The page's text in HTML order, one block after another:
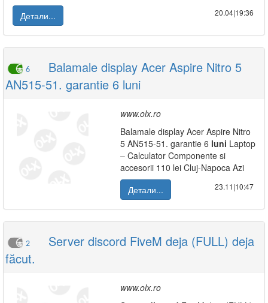
Детали...
20.04|19:36
6
Balamale display Acer Aspire Nitro 5
AN515-51. garantie 6 luni
www.olx.ro
Balamale display Acer Aspire Nitro
5 AN515-51. garantie 6 luni Laptop
– Calculator Componente si
accesorii 110 lei Cluj-Napoca Azi
Детали...
23.11|10:47
2
Server discord FiveM deja (FULL) deja
făcut.
www.olx.ro